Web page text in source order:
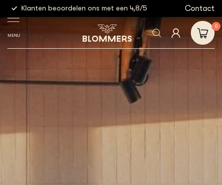
Klanten beoordelen ons met een 4,8/5 Gratis
Contact
MENU
0